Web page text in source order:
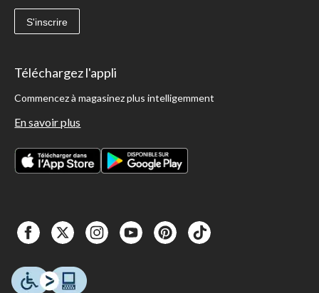
S'inscrire
Téléchargez l'appli
Commencez à magasinez plus intelligemment
En savoir plus